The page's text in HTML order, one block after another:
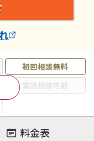
初回相談無料
電話相談可能
料金表